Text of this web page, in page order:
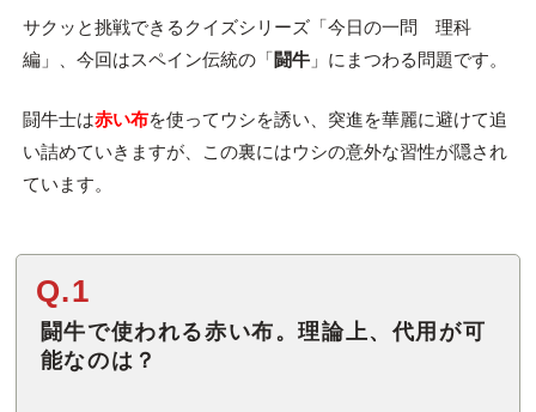
サクッと挑戦できるクイズシリーズ「今日の一問 理科
編」、今回はスペイン伝統の「闘牛」にまつわる問題です。
闘牛士は赤い布を使ってウシを誘い、突進を華麗に避けて追
い詰めていきますが、この裏にはウシの意外な習性が隠され
ています。
Q.1
闘牛で使われる赤い布。理論上、代用が可
能なのは？